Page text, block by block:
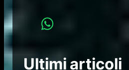
Ultimi articoli